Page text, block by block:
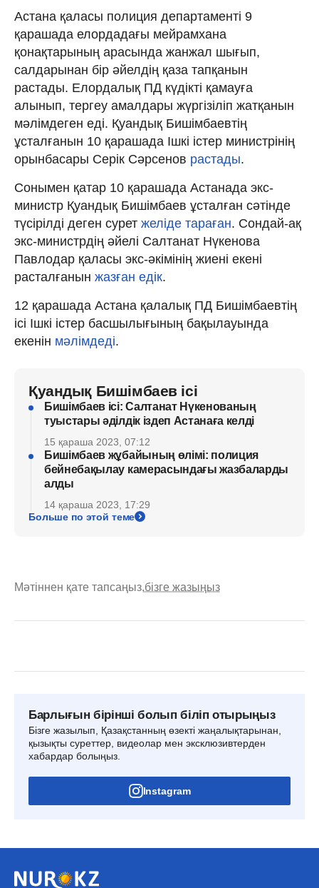
Астана қаласы полиция департаменті 9
қарашада елордадағы мейрамхана
қонақтарының арасында жанжал шығып,
салдарынан бір әйелдің қаза тапқанын
растады. Елордалық ПД күдікті қамауға
алынып, тергеу амалдары жүргізіліп жатқанын
мәлімдеген еді. Қуандық Бишімбаевтің
ұсталғанын 10 қарашада Ішкі істер министрінің
орынбасары Серік Сәрсенов растады.
Сонымен қатар 10 қарашада Астанада экс-
министр Қуандық Бишімбаев ұсталған сәтінде
түсірілді деген сурет желіде тараған. Сондай-ақ
экс-министрдің әйелі Салтанат Нүкенова
Павлодар қаласы экс-әкімінің жиені екені
расталғанын жазған едік.
12 қарашада Астана қалалық ПД Бишімбаевтің
ісі Ішкі істер басшылығының бақылауында
екенін мәлімдеді.
Қуандық Бишімбаев ісі
Бишімбаев ісі: Салтанат Нүкенованың
туыстары әділдік іздеп Астанаға келді
15 қараша 2023, 07:12
Бишімбаев жұбайының өлімі: полиция
бейнебақылау камерасындағы жазбаларды
алды
14 қараша 2023, 17:29
Больше по этой теме
Мәтіннен қате тапсаңыз,бізге жазыңыз
Барлығын бірінші болып біліп отырыңыз
Бізге жазылып, Қазақстанның өзекті жаңалықтарынан,
қызықты суреттер, видеолар мен эксклюзивтерден
хабардар болыңыз.
Instagram